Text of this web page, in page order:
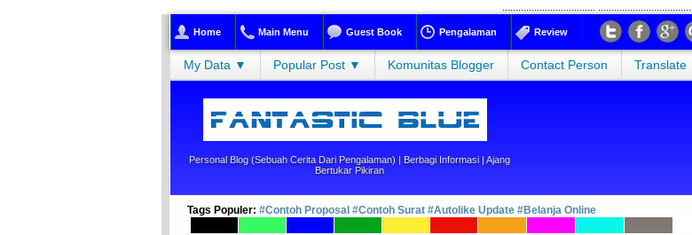
................................... ...................................
Home Main Menu Guest Book Pengalaman Review
My Data ▼ Popular Post ▼ Komunitas Blogger Contact Person Translate
Personal Blog (sebuah Cerita Dari Pengalaman) | Berbagi Informasi | Ajang
Bertukar Pikiran
Tags Populer: #Contoh Proposal #Contoh Surat #Autolike Update #Belanja Online